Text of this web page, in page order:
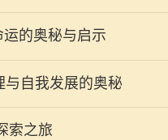
运的奥秘与启示
与自我发展的奥秘
索之旅